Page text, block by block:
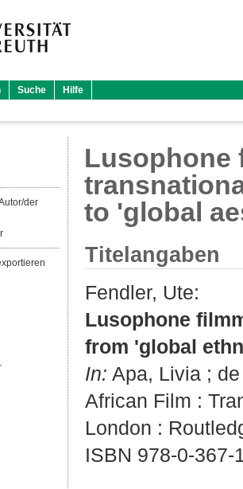
Suche Hilfe
der
Lusophone
to 'global
Titelangaben
Fendler, Ute:
Lusophone
from 'global
In: Apa, Livia ;
African Film :
London :
ISBN 978-0-367-